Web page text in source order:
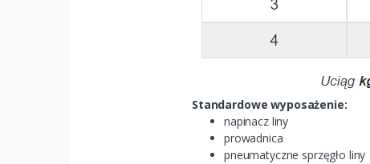
Standardowe wyposażenie:
napinacz liny
prowadnica
pneumatyczne sprzęgło liny